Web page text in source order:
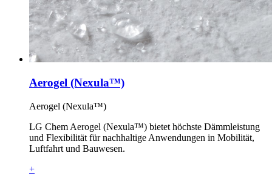
Aerogel (Nexula™)
Aerogel (Nexula™)
LG Chem Aerogel (Nexula™) bietet höchste Dämmleistung
und Flexibilität für nachhaltige Anwendungen in Mobilität,
Luftfahrt und Bauwesen.
+